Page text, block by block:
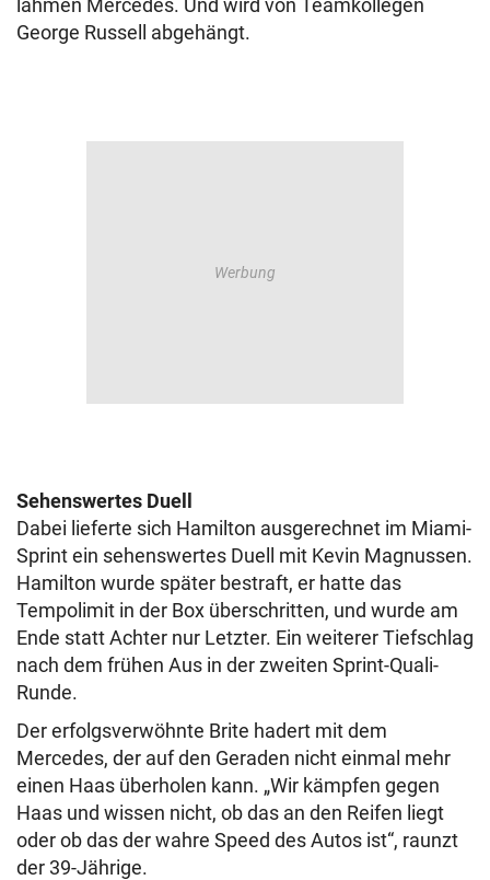
lahmen Mercedes. Und wird von Teamkollegen
George Russell abgehängt.
Sehenswertes Duell
Dabei lieferte sich Hamilton ausgerechnet im Miami-
Sprint ein sehenswertes Duell mit Kevin Magnussen.
Hamilton wurde später bestraft, er hatte das
Tempolimit in der Box überschritten, und wurde am
Ende statt Achter nur Letzter. Ein weiterer Tiefschlag
nach dem frühen Aus in der zweiten Sprint-Quali-
Runde.
Der erfolgsverwöhnte Brite hadert mit dem
Mercedes, der auf den Geraden nicht einmal mehr
einen Haas überholen kann. „Wir kämpfen gegen
Haas und wissen nicht, ob das an den Reifen liegt
oder ob das der wahre Speed des Autos ist“, raunzt
der 39-Jährige.